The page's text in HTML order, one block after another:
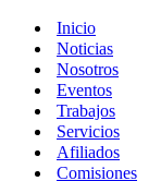
Inicio
Noticias
Nosotros
Eventos
Trabajos
Servicios
Afiliados
Comisiones